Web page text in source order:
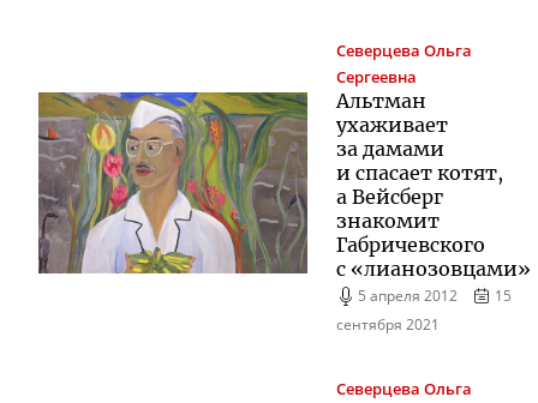
Северцева Ольга
Сергеевна
Альтман
ухаживает
за дамами
и спасает котят,
а Вейсберг
знакомит
Габричевского
с «лианозовцами»
5 апреля 2012
15
сентября 2021
Северцева Ольга